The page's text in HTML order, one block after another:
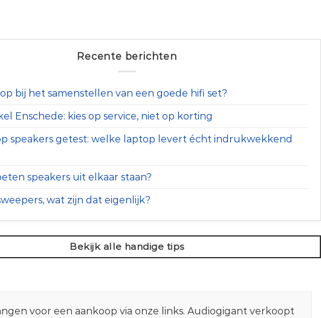
Recente berichten
bij het samenstellen van een goede hifi set?
Enschede: kies op service, niet op korting
speakers getest: welke laptop levert écht indrukwekkend
speakers uit elkaar staan?
wat zijn dat eigenlijk?
Bekijk alle handige tips
voor een aankoop via onze links. Audiogigant verkoopt